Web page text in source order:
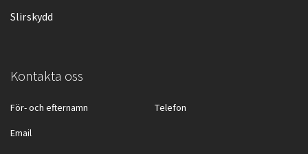
Slirskydd
Kontakta oss